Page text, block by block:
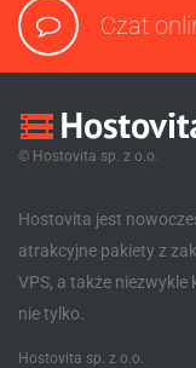
Czat
© Hostovita sp. z o.o.
Hostovita jest
atrakcyjne pakiety z
VPS, a także
nie tylko.
Hostovita sp. z o.o.